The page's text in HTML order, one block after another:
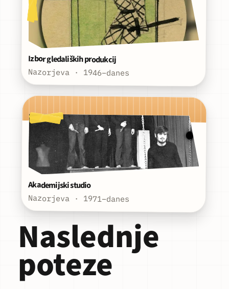
Izbor gledaliških produkcij
Nazorjeva · 1946–danes
Akademijski studio
Nazorjeva · 1971–danes
Naslednje
poteze